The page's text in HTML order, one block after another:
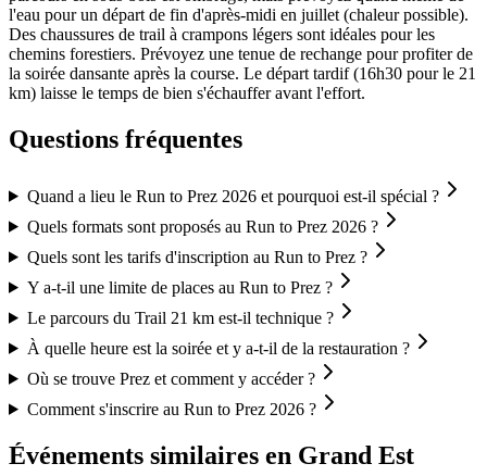
l'eau pour un départ de fin d'après-midi en juillet (chaleur possible).
Des chaussures de trail à crampons légers sont idéales pour les
chemins forestiers. Prévoyez une tenue de rechange pour profiter de
la soirée dansante après la course. Le départ tardif (16h30 pour le 21
km) laisse le temps de bien s'échauffer avant l'effort.
Questions fréquentes
Quand a lieu le Run to Prez 2026 et pourquoi est-il spécial ?
Quels formats sont proposés au Run to Prez 2026 ?
Quels sont les tarifs d'inscription au Run to Prez ?
Y a-t-il une limite de places au Run to Prez ?
Le parcours du Trail 21 km est-il technique ?
À quelle heure est la soirée et y a-t-il de la restauration ?
Où se trouve Prez et comment y accéder ?
Comment s'inscrire au Run to Prez 2026 ?
Événements similaires en Grand Est